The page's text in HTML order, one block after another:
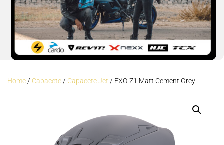
Home/ Capacete/ Capacete Jet / EXO-Z1 Matt Cement Grey